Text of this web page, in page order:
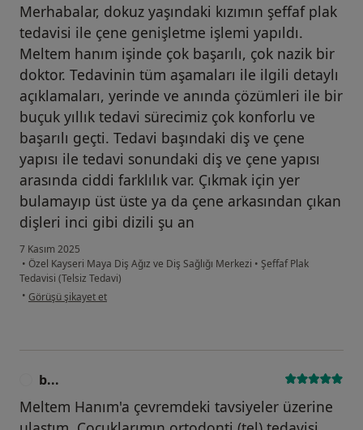
Merhabalar, dokuz yaşındaki kızımın şeffaf plak
tedavisi ile çene genişletme işlemi yapıldı.
Meltem hanım işinde çok başarılı, çok nazik bir
doktor. Tedavinin tüm aşamaları ile ilgili detaylı
açıklamaları, yerinde ve anında çözümleri ile bir
buçuk yıllık tedavi sürecimiz çok konforlu ve
başarılı geçti. Tedavi başındaki diş ve çene
yapısı ile tedavi sonundaki diş ve çene yapısı
arasında ciddi farklılık var. Çıkmak için yer
bulamayıp üst üste ya da çene arkasından çıkan
dişleri inci gibi dizili şu an
7 Kasım 2025
• Özel Kayseri Maya Diş Ağız ve Diş Sağlığı Merkezi • Şeffaf Plak
Tedavisi (Telsiz Tedavi)
• kullanıcının görüşüne göre se...ç
Görüşü şikayet et
b...
Meltem Hanım'a çevremdeki tavsiyeler üzerine